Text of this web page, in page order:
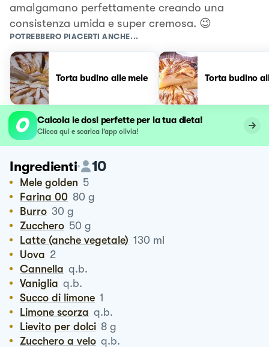
amalgamano perfettamente creando una
consistenza umida e super cremosa. 😉
POTREBBERO PIACERTI ANCHE...
Torta budino alle mele Torta budino
Calcola le dosi perfette per la tua dieta!
Clicca qui e scarica l’app olivia!
Ingredienti 10
Mele golden 5
Farina 00 80 g
Burro 30 g
Zucchero 50 g
Latte (anche vegetale) 130 ml
Uova 2
Cannella q.b.
Vaniglia q.b.
Succo di limone 1
Limone scorza q.b.
Lievito per dolci 8 g
Zucchero a velo q.b.